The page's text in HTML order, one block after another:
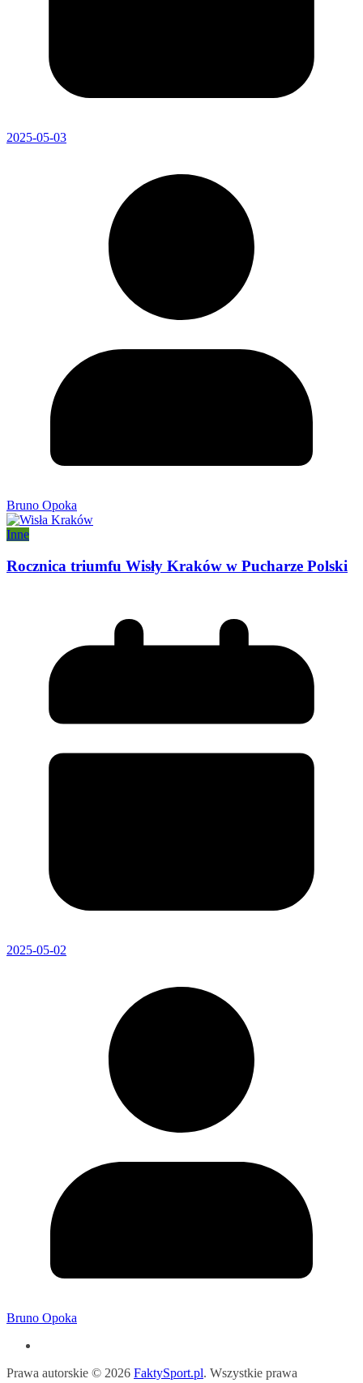
2025-05-03
Bruno Opoka
Inne
Rocznica triumfu Wisły Kraków w Pucharze Polski
2025-05-02
Bruno Opoka
Prawa autorskie © 2026 FaktySport.pl. Wszystkie prawa